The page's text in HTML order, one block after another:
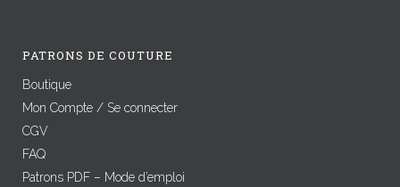
PATRONS DE COUTURE
Boutique
Mon Compte / Se connecter
CGV
FAQ
Patrons PDF – Mode d’emploi